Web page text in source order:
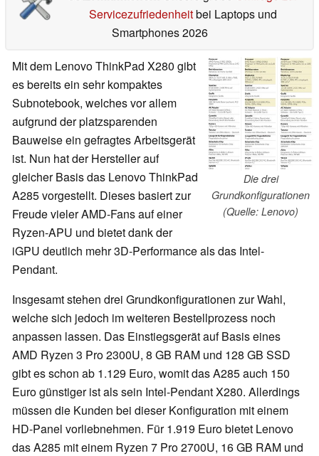
Servicezufriedenheitbei Laptops und
Smartphones 2026
Die drei
Grundkonfigurationen
(Quelle: Lenovo)
Mit dem Lenovo ThinkPad X280 gibt
es bereits ein sehr kompaktes
Subnotebook, welches vor allem
aufgrund der platzsparenden
Bauweise ein gefragtes Arbeitsgerät
ist. Nun hat der Hersteller auf
gleicher Basis das Lenovo ThinkPad
A285 vorgestellt. Dieses basiert zur
Freude vieler AMD-Fans auf einer
Ryzen-APU und bietet dank der
iGPU deutlich mehr 3D-Performance als das Intel-
Pendant.
Insgesamt stehen drei Grundkonfigurationen zur Wahl,
welche sich jedoch im weiteren Bestellprozess noch
anpassen lassen. Das Einstiegsgerät auf Basis eines
AMD Ryzen 3 Pro 2300U, 8 GB RAM und 128 GB SSD
gibt es schon ab 1.129 Euro, womit das A285 auch 150
Euro günstiger ist als sein Intel-Pendant X280. Allerdings
müssen die Kunden bei dieser Konfiguration mit einem
HD-Panel vorliebnehmen. Für 1.919 Euro bietet Lenovo
das A285 mit einem Ryzen 7 Pro 2700U, 16 GB RAM und